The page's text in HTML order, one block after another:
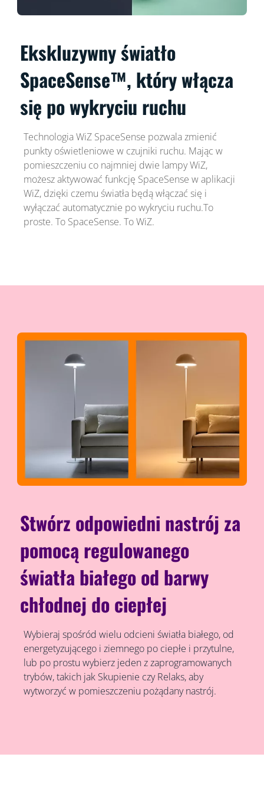
Ekskluzywny światło
SpaceSense™, który włącza
się po wykryciu ruchu
Technologia WiZ SpaceSense pozwala zmienić
punkty oświetleniowe w czujniki ruchu. Mając w
pomieszczeniu co najmniej dwie lampy WiZ,
możesz aktywować funkcję SpaceSense w aplikacji
WiZ, dzięki czemu światła będą włączać się i
wyłączać automatycznie po wykryciu ruchu.To
proste. To SpaceSense. To WiZ.
Stwórz odpowiedni nastrój za
pomocą regulowanego
światła białego od barwy
chłodnej do ciepłej
Wybieraj spośród wielu odcieni światła białego, od
energetyzującego i ziemnego po ciepłe i przytulne,
lub po prostu wybierz jeden z zaprogramowanych
trybów, takich jak Skupienie czy Relaks, aby
wytworzyć w pomieszczeniu pożądany nastrój.